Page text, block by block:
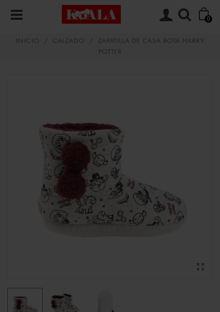
0
INICIO / CALZADO /
ZAPATILLA DE CASA BOTA HARRY
POTTER